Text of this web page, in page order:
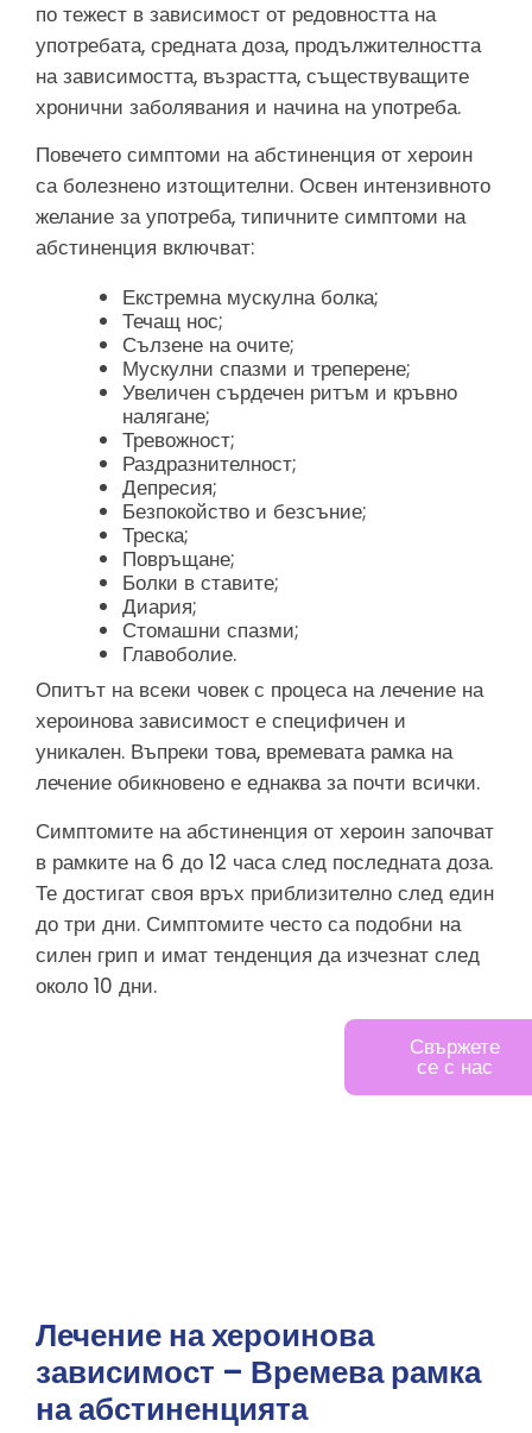
по тежест в зависимост от редовността на
употребата, средната доза, продължителността
на зависимостта, възрастта, съществуващите
хронични заболявания и начина на употреба.
Повечето симптоми на абстиненция от хероин
са болезнено изтощителни. Освен интензивното
желание за употреба, типичните симптоми на
абстиненция включват:
Екстремна мускулна болка;
Течащ нос;
Сълзене на очите;
Мускулни спазми и треперене;
Увеличен сърдечен ритъм и кръвно
налягане;
Тревожност;
Раздразнителност;
Депресия;
Безпокойство и безсъние;
Треска;
Повръщане;
Болки в ставите;
Диария;
Стомашни спазми;
Главоболие.
Опитът на всеки човек с процеса на лечение на
хероинова зависимост е специфичен и
уникален. Въпреки това, времевата рамка на
лечение обикновено е еднаква за почти всички.
Симптомите на абстиненция от хероин започват
в рамките на 6 до 12 часа след последната доза.
Те достигат своя връх приблизително след един
до три дни. Симптомите често са подобни на
силен грип и имат тенденция да изчезнат след
около 10 дни.
Свържете
се с нас
Лечение на хероинова
зависимост – Времева рамка
на абстиненцията